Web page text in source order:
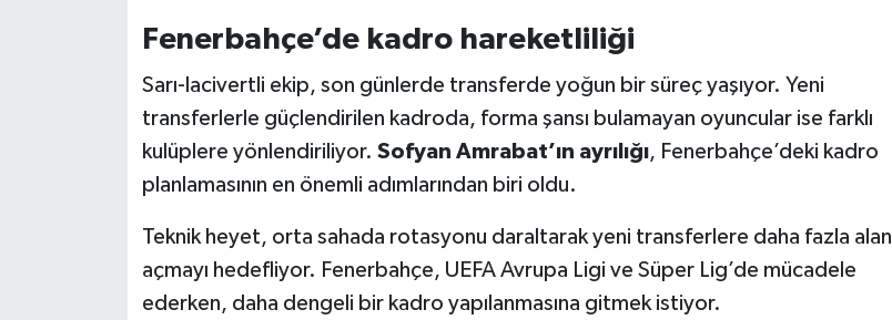
Fenerbahçe’de kadro hareketliliği
Sarı-lacivertli ekip, son günlerde transferde yoğun bir süreç yaşıyor. Yeni
transferlerle güçlendirilen kadroda, forma şansı bulamayan oyuncular ise farklı
kulüplere yönlendiriliyor. Sofyan Amrabat’ın ayrılığı, Fenerbahçe’deki kadro
planlamasının en önemli adımlarından biri oldu.
Teknik heyet, orta sahada rotasyonu daraltarak yeni transferlere daha fazla alan
açmayı hedefliyor. Fenerbahçe, UEFA Avrupa Ligi ve Süper Lig’de mücadele
ederken, daha dengeli bir kadro yapılanmasına gitmek istiyor.